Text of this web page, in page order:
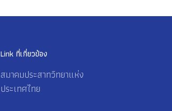
Link ที่เกี่ยวข้อง
สมาคมประสาทวิทยาแห่ง
ประเทศไทย